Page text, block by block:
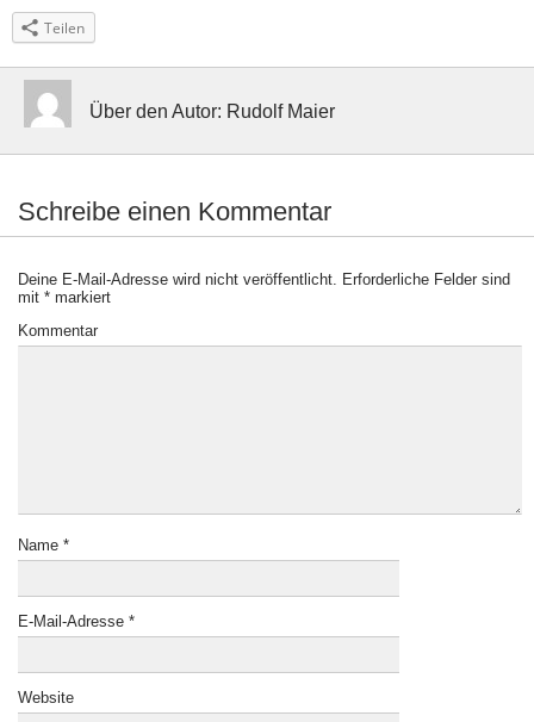
Teilen
Über den Autor: Rudolf Maier
Schreibe einen Kommentar
Deine E-Mail-Adresse wird nicht veröffentlicht.
Erforderliche Felder sind
mit * markiert
Kommentar
Name *
E-Mail-Adresse *
Website